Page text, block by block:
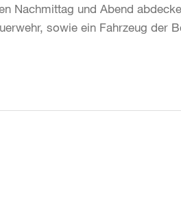
Nachmittag und Abend
sowie ein Fahrzeug der